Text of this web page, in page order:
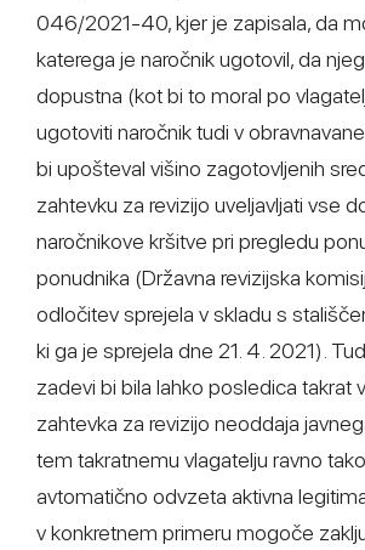
046/2021-40, kjer je zapisala, da
katerega je naročnik ugotovil, da
dopustna (kot bi to moral po
ugotoviti naročnik tudi v
bi upošteval višino zagotovljenih
zahtevku za revizijo uveljavljati vse
naročnikove kršitve pri pregledu
ponudnika (Državna revizijska
odločitev sprejela v skladu s
ki ga je sprejela dne 21. 4. 2021).
zadevi bi bila lahko posledica takrat
zahtevka za revizijo neoddaja
tem takratnemu vlagatelju ravno
avtomatično odvzeta aktivna
v konkretnem primeru mogoče